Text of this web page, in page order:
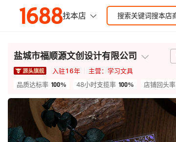
盐城市福顺源文创设计有限公司
入驻16年 主营：学习文具
品质达标率 100% 48小时支揽率 100% 店铺回头率